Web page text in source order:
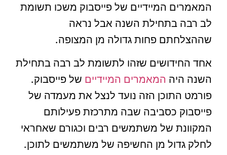
המאמרים המיידיים של פייסבוק משכו תשומת
לב רבה בתחילת השנה אבל נראה
שההצלחתם פחות גדולה מן המצופה.
אחד החידושים שזהו לתשומת לב רבה בתחילת
השנה היה המאמרים המיידיים של פייסבוק.
פורמט התוכן הזה נועד לנצל את מעמדה של
פייסבוק כסביבה שבה מתרכזת פעילותם
המקוונת של משתמשים רבים וכגורם שאחראי
לחלק גדול מן החשיפה של משתמשים לתוכן.